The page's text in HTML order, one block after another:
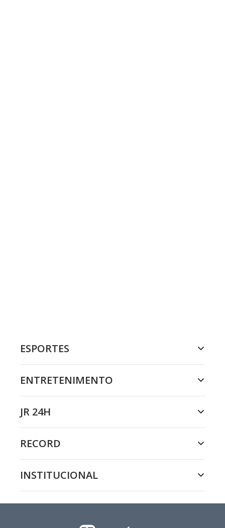
ESPORTES
ENTRETENIMENTO
JR 24H
RECORD
INSTITUCIONAL